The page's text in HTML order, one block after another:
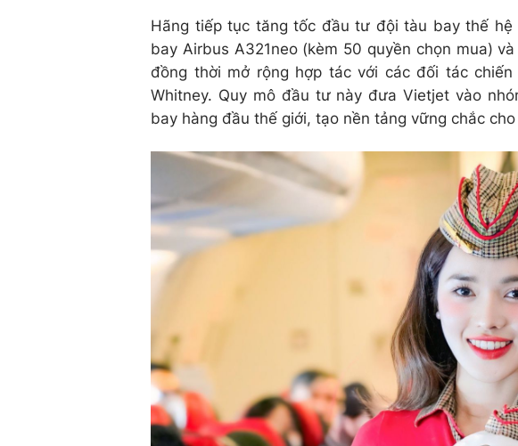
Hãng tiếp tục tăng tốc đầu tư đội tàu bay thế
bay Airbus A321neo (kèm 50 quyền chọn mua)
đồng thời mở rộng hợp tác với các đối tác
Whitney. Quy mô đầu tư này đưa Vietjet vào
bay hàng đầu thế giới, tạo nền tảng vững chắc